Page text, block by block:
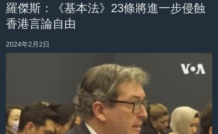
轉
到
容
跳
跳
轉
台灣
海外港人
中國
羅傑斯：《基本法》23條將進一步侵蝕
香港言論自由
2024年2月2日